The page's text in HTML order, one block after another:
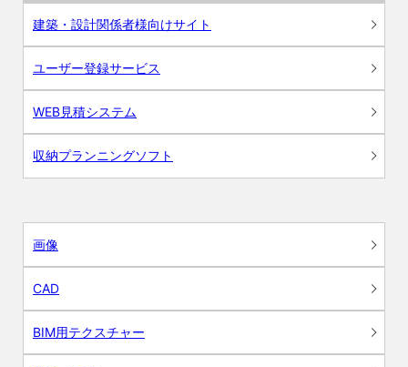
建築・設計関係者様向けサイト
ユーザー登録サービス
WEB見積システム
収納プランニングソフト
画像
CAD
BIM用テクスチャー